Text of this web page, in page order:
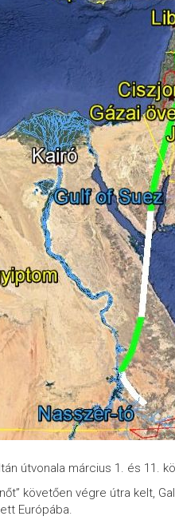
útvonala március 1. és 11.
követően végre útra kelt,
Európába.